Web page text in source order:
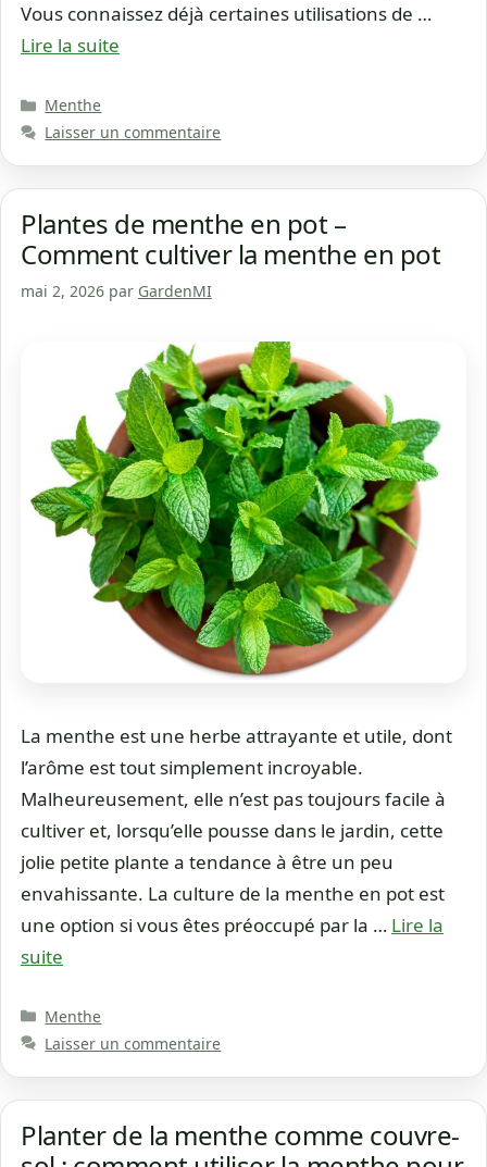
Vous connaissez déjà certaines utilisations de …
Lire la suite
Catégories
Menthe
Laisser un commentaire
Plantes de menthe en pot –
Comment cultiver la menthe en pot
mai 2, 2026 par GardenMI
La menthe est une herbe attrayante et utile, dont
l’arôme est tout simplement incroyable.
Malheureusement, elle n’est pas toujours facile à
cultiver et, lorsqu’elle pousse dans le jardin, cette
jolie petite plante a tendance à être un peu
envahissante. La culture de la menthe en pot est
une option si vous êtes préoccupé par la … Lire la
suite
Catégories
Menthe
Laisser un commentaire
Planter de la menthe comme couvre-